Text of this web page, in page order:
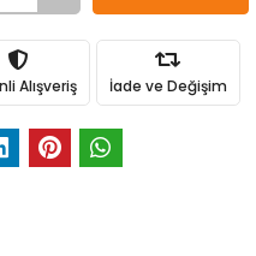
Alışveriş İade ve Değişim